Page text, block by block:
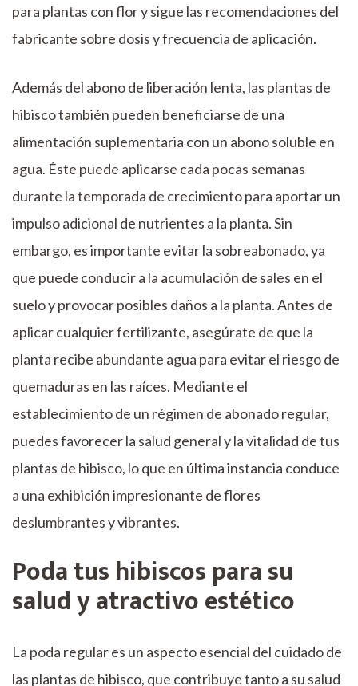
para plantas con flor y sigue las recomendaciones del
fabricante sobre dosis y frecuencia de aplicación.
Además del abono de liberación lenta, las plantas de
hibisco también pueden beneficiarse de una
alimentación suplementaria con un abono soluble en
agua. Éste puede aplicarse cada pocas semanas
durante la temporada de crecimiento para aportar un
impulso adicional de nutrientes a la planta. Sin
embargo, es importante evitar la sobreabonado, ya
que puede conducir a la acumulación de sales en el
suelo y provocar posibles daños a la planta. Antes de
aplicar cualquier fertilizante, asegúrate de que la
planta recibe abundante agua para evitar el riesgo de
quemaduras en las raíces. Mediante el
establecimiento de un régimen de abonado regular,
puedes favorecer la salud general y la vitalidad de tus
plantas de hibisco, lo que en última instancia conduce
a una exhibición impresionante de flores
deslumbrantes y vibrantes.
Poda tus hibiscos para su
salud y atractivo estético
La poda regular es un aspecto esencial del cuidado de
las plantas de hibisco, que contribuye tanto a su salud